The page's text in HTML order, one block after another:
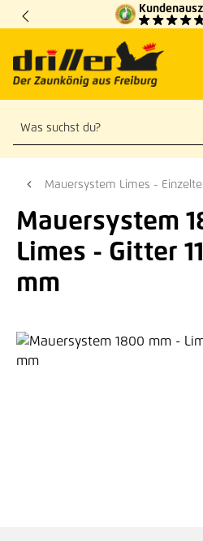
Zum Hauptinhalt springen
Mauersystem Limes -
Mauersystem
Limes - Gitter
mm
Bildergalerie überspringen